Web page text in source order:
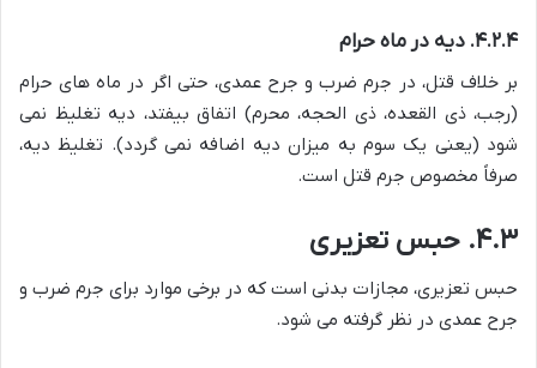
۴.۲.۴. دیه در ماه حرام
بر خلاف قتل، در جرم ضرب و جرح عمدی، حتی اگر در ماه های حرام
(رجب، ذی القعده، ذی الحجه، محرم) اتفاق بیفتد، دیه تغلیظ نمی
شود (یعنی یک سوم به میزان دیه اضافه نمی گردد). تغلیظ دیه،
صرفاً مخصوص جرم قتل است.
۴.۳. حبس تعزیری
حبس تعزیری، مجازات بدنی است که در برخی موارد برای جرم ضرب و
جرح عمدی در نظر گرفته می شود.